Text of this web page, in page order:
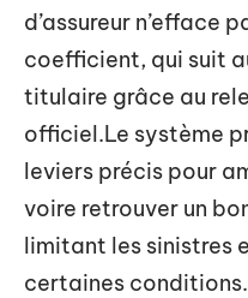
d’assureur n’efface
coefficient, qui suit
titulaire grâce au
officiel.Le système
leviers précis pour
voire retrouver un
limitant les sinistres
certaines